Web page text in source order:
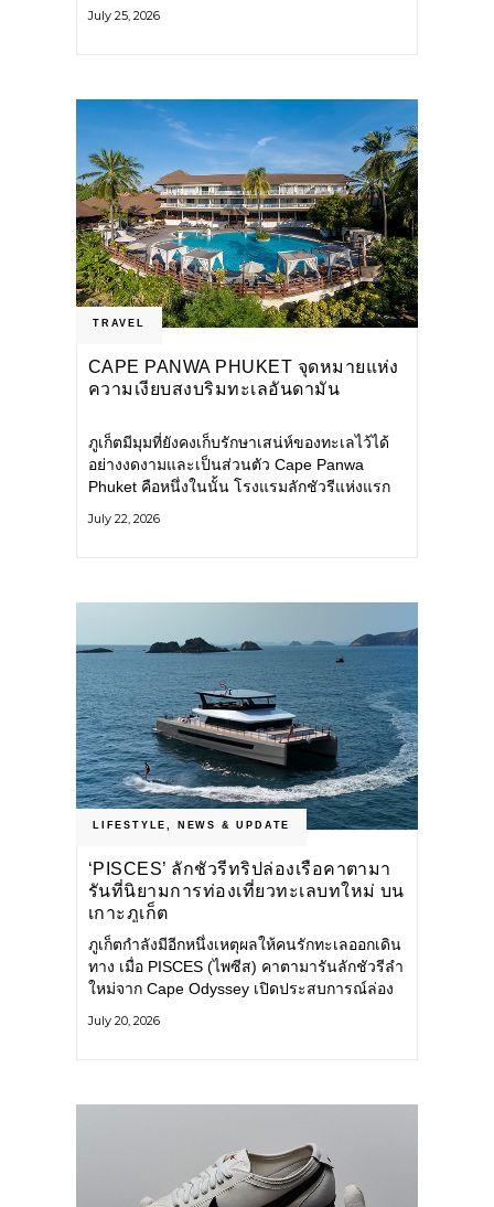
โครงสร้างพื้นฐาน
July 25, 2026
TRAVEL
CAPE PANWA PHUKET จุดหมายแห่ง
ความเงียบสงบริมทะเลอันดามัน
ภูเก็ตมีมุมที่ยังคงเก็บรักษาเสน่ห์ของทะเลไว้ได้
อย่างงดงามและเป็นส่วนตัว Cape Panwa
Phuket คือหนึ่งในนั้น โรงแรมลักชัวรีแห่งแรก
แหลมพันวา ทางตะวันออกเฉียงใต้ของเกาะ
July 22, 2026
LIFESTYLE, NEWS & UPDATE
‘PISCES’ ลักชัวรีทริปล่องเรือคาตามา
รันที่นิยามการท่องเที่ยวทะเลบทใหม่ บน
เกาะภูเก็ต
ภูเก็ตกำลังมีอีกหนึ่งเหตุผลให้คนรักทะเลออกเดิน
ทาง เมื่อ PISCES (ไพซีส) คาตามารันลักชัวรีลำ
ใหม่จาก Cape Odyssey เปิดประสบการณ์ล่อง
ไป ผสานความสะดวกสบายแบบโรงแรมระดับ
July 20, 2026